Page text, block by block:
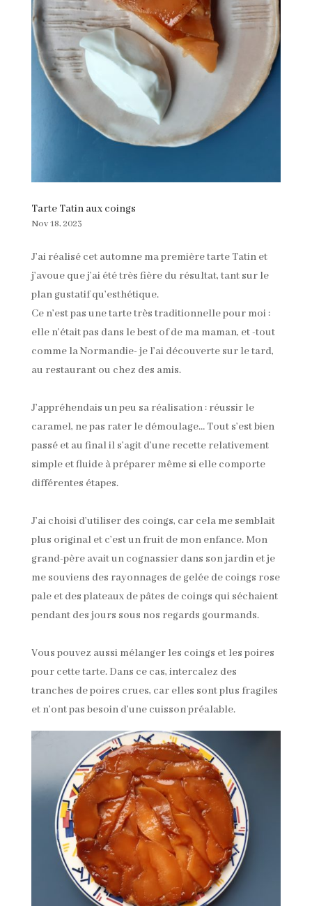
Tarte Tatin aux coings
Nov 18, 2023
J’ai réalisé cet automne ma première tarte Tatin et
j’avoue que j’ai été très fière du résultat, tant sur le
plan gustatif qu’esthétique.
Ce n’est pas une tarte très traditionnelle pour moi :
elle n’était pas dans le best of de ma maman, et -tout
comme la Normandie- je l’ai découverte sur le tard,
au restaurant ou chez des amis.
J’appréhendais un peu sa réalisation : réussir le
caramel, ne pas rater le démoulage… Tout s’est bien
passé et au final il s’agit d’une recette relativement
simple et fluide à préparer même si elle comporte
différentes étapes.
J’ai choisi d’utiliser des coings, car cela me semblait
plus original et c’est un fruit de mon enfance. Mon
grand-père avait un cognassier dans son jardin et je
me souviens des rayonnages de gelée de coings rose
pale et des plateaux de pâtes de coings qui séchaient
pendant des jours sous nos regards gourmands.
Vous pouvez aussi mélanger les coings et les poires
pour cette tarte. Dans ce cas, intercalez des
tranches de poires crues, car elles sont plus fragiles
et n’ont pas besoin d’une cuisson préalable.